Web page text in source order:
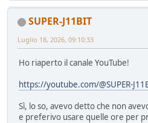
SUPER-J11BIT
Luglio 18, 2026, 09:10:33
Ho riaperto il canale YouTube!
https://youtube.com/@SUPER-
Sì, lo so, avevo detto che non
e preferivo usare quelle ore per